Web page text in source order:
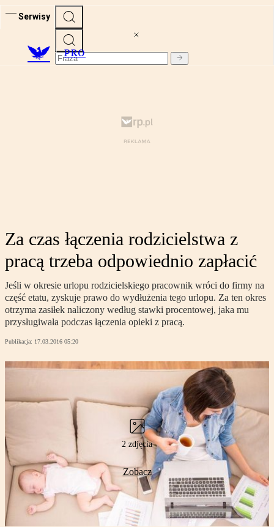
Serwisy
PRO
Za czas łączenia rodzicielstwa z
pracą trzeba odpowiednio zapłacić
Jeśli w okresie urlopu rodzicielskiego pracownik wróci do firmy na
część etatu, zyskuje prawo do wydłużenia tego urlopu. Za ten okres
otrzyma zasiłek naliczony według stawki procentowej, jaka mu
przysługiwała podczas łączenia opieki z pracą.
Publikacja: 17.03.2016 05:20
2 zdjęcia
Zobacz